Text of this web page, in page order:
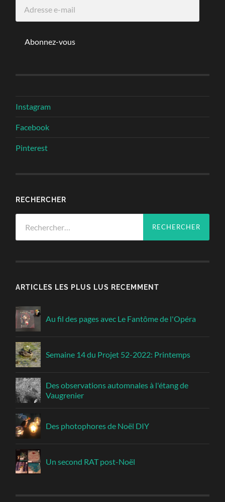
Abonnez-vous
Instagram
Facebook
Pinterest
RECHERCHER
ARTICLES LES PLUS LUS RECEMMENT
Au fil des pages avec Le Fantôme de l'Opéra
Semaine 14 du Projet 52-2022: Printemps
Des observations automnales à l'étang de
Vaugrenier
Des photophores de Noël DIY
Un second RAT post-Noël